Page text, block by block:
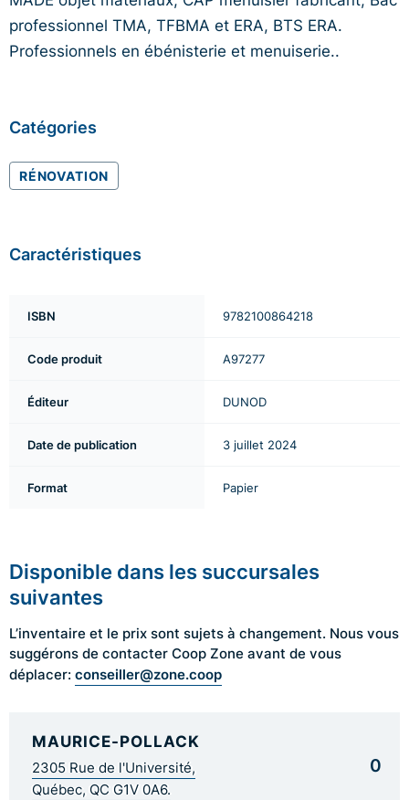
professionnel TMA, TFBMA et ERA, BTS ERA.
Professionnels en ébénisterie et menuiserie..
Catégories
RÉNOVATION
Caractéristiques
ISBN 9782100864218
Code produit A97277
Éditeur DUNOD
Date de publication 3 juillet 2024
Format Papier
Disponible dans les succursales
suivantes
L’inventaire et le prix sont sujets à changement. Nous vous
suggérons de contacter Coop Zone avant de vous
déplacer: conseiller@zone.coop
MAURICE-POLLACK
2305 Rue de l'Université,
Québec, QC G1V 0A6.
0